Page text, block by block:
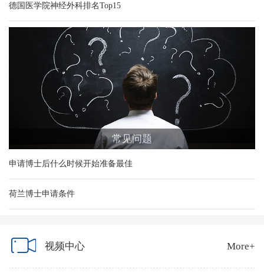
德国医学院神经外科排名Top15
常见问题
申请博士后什么时候开始准备最佳
荷兰博士申请条件
视频中心 More+